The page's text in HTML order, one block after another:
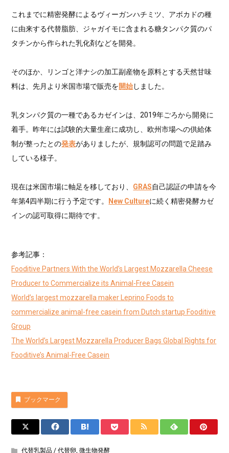
これまでに精密発酵によるヴィーガンハチミツ、アボカドの種
に由来する代替脂肪、ジャガイモに含まれる糖タンパク質のパ
タチンから作られた乳化剤などを開発。
そのほか、リンゴと洋ナシの加工副産物を原料とする天然甘味
料は、先月より米国市場で販売を開始しました。
乳タンパク質の一種であるカゼインは、2019年ごろから開発に
着手。昨年には試験的大量生産に成功し、欧州市場への供給体
制が整ったとの発表がありましたが、規制認可の問題で足踏み
している様子。
現在は米国市場に軸足を移しており、 GRAS自己認証の申請を今
年第4四半期に行う予定です。
New Cultureに続く精密発酵カゼ
インの認可取得に期待です。
参考記事：
Fooditive Partners With the World’s Largest Mozzarella Cheese
Producer to Commercialize its Animal-Free Casein
World’s largest mozzarella maker Leprino Foods to
commercialize animal-free casein from Dutch startup Fooditive
Group
The World’s Largest Mozzarella Producer Bags Global Rights for
Fooditive’s Animal-Free Casein
ブックマーク
代替乳製品 / 代替卵,微生物発酵